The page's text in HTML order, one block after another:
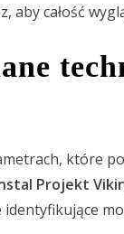
aby całość
które
Projekt